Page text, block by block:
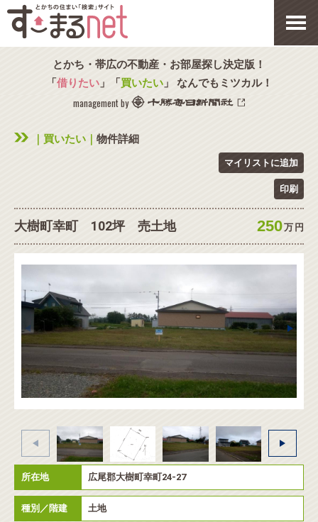
とかち・帯広の不動産・お部屋探し決定版！
「借りたい」「買いたい」 なんでもミツカル！
management by
｜買いたい｜ 物件詳細
マイリストに追加
印刷
大樹町幸町 102坪 売土地 250万 円
所在地 広尾郡大樹町幸町24-27
種別／階建 土地